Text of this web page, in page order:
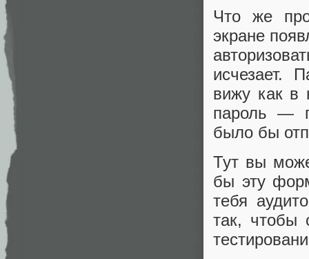
Что же
экране
исчезает.
вижу как в
пароль —
было бы
Тут вы
бы эту
тебя
так, чтобы